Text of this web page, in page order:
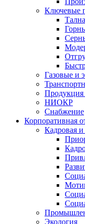
Ключевые
Газовые и
Продукция
НИОКР
Снабжение
Корпоративная
Кадровая и
Экология